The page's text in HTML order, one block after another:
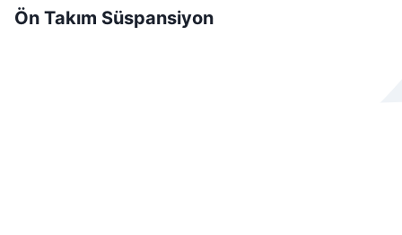
Ön Takım Süspansiyon